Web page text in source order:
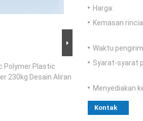
Polymer Plastic
230kg Desain Aliran
Harga:
Kemasan
Waktu
Syarat-syarat
Menyediakan
Kontak